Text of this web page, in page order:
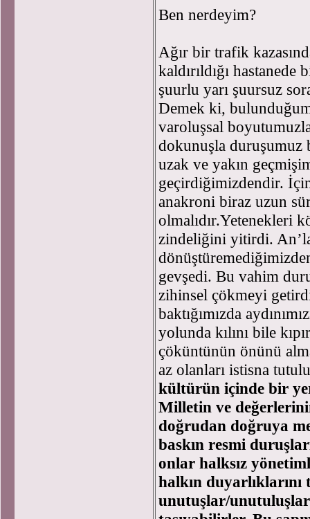
Ben nerdeyim?
Ağır bir trafik
kaldırıldığı
şuurlu yarı şuursuz
Demek ki,
varoluşsal
dokunuşla
uzak ve yakın
geçirdiğimizdendir.
anakroni biraz uzun
olmalıdır.Yetenekleri
zindeliğini yitirdi.
gevşedi. Bu vahim
zihinsel çökmeyi
baktığımızda
yolunda kılını bile
çöküntünün önünü
az olanları istisna
kültürün içinde bir
Milletin ve
doğrudan doğruya
baskın resmi
onlar halksız
halkın
unutuşlar/unutuluşlar